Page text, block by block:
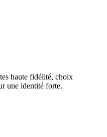
haute fidélité, choix
une identité forte.